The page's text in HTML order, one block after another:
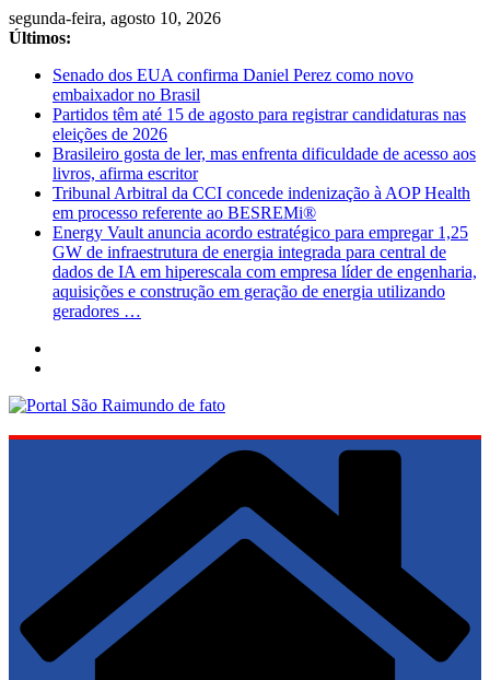
Pular
para
conteúdo
segunda-feira, agosto 10, 2026
Últimos:
Senado dos EUA confirma Daniel Perez como novo
embaixador no Brasil
Partidos têm até 15 de agosto para registrar candidaturas nas
eleições de 2026
Brasileiro gosta de ler, mas enfrenta dificuldade de acesso aos
livros, afirma escritor
Tribunal Arbitral da CCI concede indenização à AOP Health
em processo referente ao BESREMi®
Energy Vault anuncia acordo estratégico para empregar 1,25
GW de infraestrutura de energia integrada para central de
dados de IA em hiperescala com empresa líder de engenharia,
aquisições e construção em geração de energia utilizando
geradores …